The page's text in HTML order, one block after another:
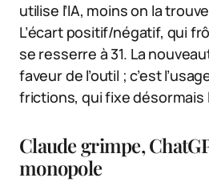
utilise l’IA, moins on la
L’écart positif/négatif, qui
se resserre à 31. La
faveur de l’outil ; c’est
frictions, qui fixe désormais
Claude grimpe,
monopole